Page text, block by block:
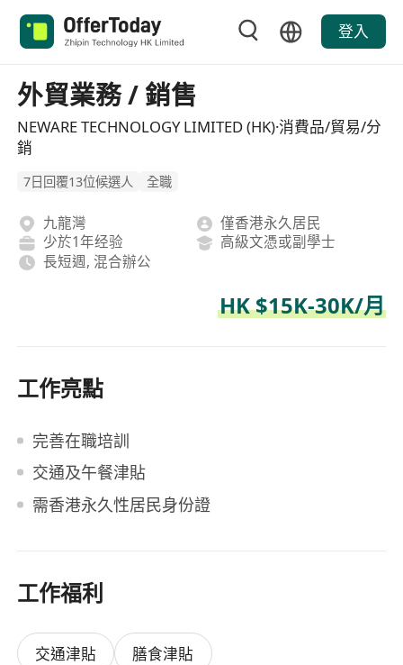
登入
外貿業務 / 銷售
NEWARE TECHNOLOGY LIMITED (HK)·消費品/貿易/分
銷
7日回覆13位候選人 全職
九龍灣
僅香港永久居民
少於1年经验
高級文憑或副學士
長短週, 混合辦公
HK $15K-30K/月
工作亮點
完善在職培訓
交通及午餐津貼
需香港永久性居民身份證
工作福利
交通津貼 膳食津貼